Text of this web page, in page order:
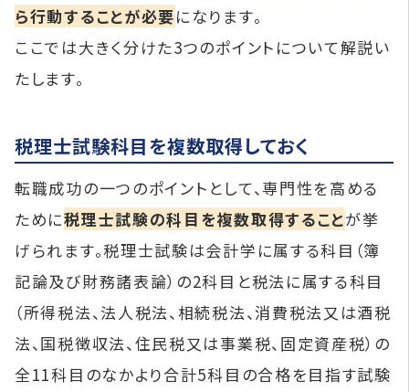
ら行動することが必要になります。
ここでは大きく分けた3つのポイントについて解説い
たします。
税理士試験科目を複数取得しておく
転職成功の一つのポイントとして、専門性を高める
ために税理士試験の科目を複数取得することが挙
げられます。税理士試験は会計学に属する科目（簿
記論及び財務諸表論）の2科目と税法に属する科目
（所得税法、法人税法、相続税法、消費税法又は酒税
法、国税徴収法、住民税又は事業税、固定資産税）の
全11科目のなかより合計5科目の合格を目指す試験